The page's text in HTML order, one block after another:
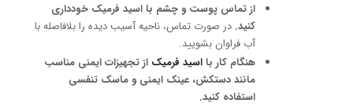
از تماس پوست و چشم با اسید فرمیک خودداری
کنید. در صورت تماس، ناحیه آسیب دیده را بلافاصله با
آب فراوان بشویید.
هنگام کار با اسید فرمیک از تجهیزات ایمنی مناسب
مانند دستکش، عینک ایمنی و ماسک تنفسی
استفاده کنید.